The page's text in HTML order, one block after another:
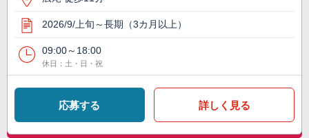
2026/9/上旬～長期（3カ月以上）
09:00～18:00
休日：土・日・祝
応募する 詳しく見る